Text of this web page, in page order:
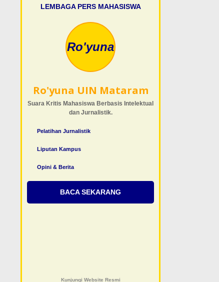
LEMBAGA PERS MAHASISWA
Ro'yuna
Ro'yuna UIN Mataram
Suara Kritis Mahasiswa Berbasis Intelektual
dan Jurnalistik.
Pelatihan Jurnalistik
Liputan Kampus
Opini & Berita
BACA SEKARANG
Kunjungi Website Resmi